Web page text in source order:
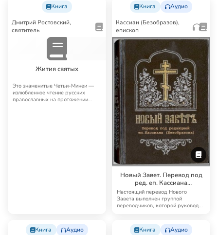
Книга
Дмитрий Ростовский,
святитель
Жития святых
Это знаменитые Четьи-Минеи —
излюбленное чтение русских
православных на протяжении
Книга Аудио
Кассиан (Безобразов),
епископ
Новый Завет. Перевод под
ред. еп. Кассиана
(Безобразова)
Настоящий перевод Нового
Завета выполнен группой
переводчиков, которой руководил
Книга Аудио Книга Аудио